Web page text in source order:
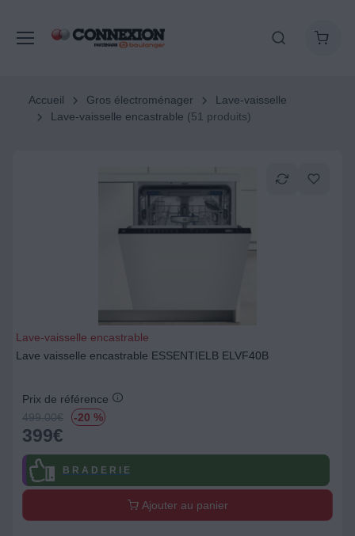
Accueil Gros électroménager
Lave-vaisselle
Lave-vaisselle encastrable (51 produits)
Lave-vaisselle encastrable
Lave vaisselle encastrable ESSENTIELB ELVF40B
Prix de référence
499.00€ -20 %
399€
B R A D E R I E
Ajouter au panier